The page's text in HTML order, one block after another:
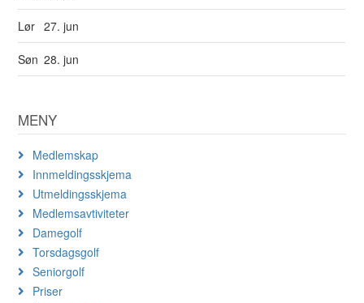
Lør 27. jun
Søn 28. jun
MENY
Medlemskap
Innmeldingsskjema
Utmeldingsskjema
Medlemsavtiviteter
Damegolf
Torsdagsgolf
Seniorgolf
Priser